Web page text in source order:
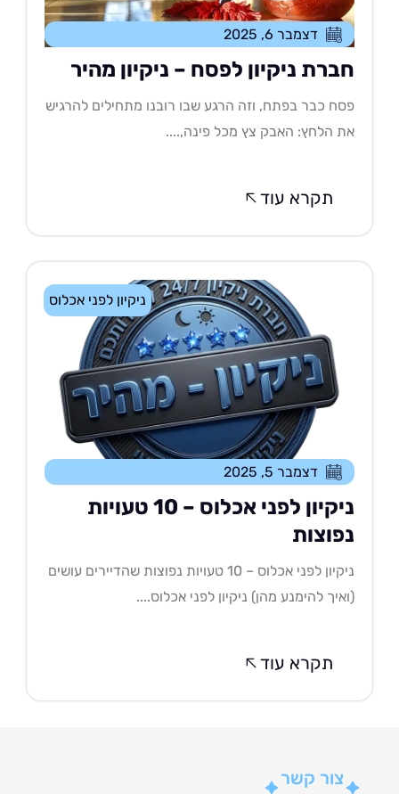
דצמבר 6, 2025
ניקיון לפסח – ניקיון מהיר
כבר בפתח, וזה הרגע שבו רובנו מתחילים להרגיש
הלחץ: האבק צץ מכל פינה,....
תקרא עוד
ניקיון לפני אכלוס
דצמבר 5, 2025
ניקיון לפני אכלוס – 10 טעויות
ניקיון לפני אכלוס – 10 טעויות נפוצות שהדיירים עושים
להימנע מהן) ניקיון לפני אכלוס....
תקרא עוד
צור קשר